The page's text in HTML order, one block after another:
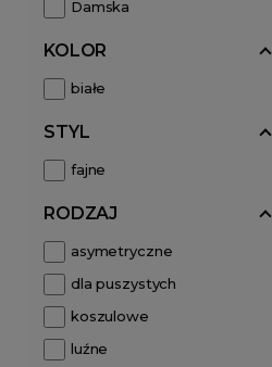
Damska
KOLOR
białe
STYL
fajne
RODZAJ
asymetryczne
dla puszystych
koszulowe
luźne